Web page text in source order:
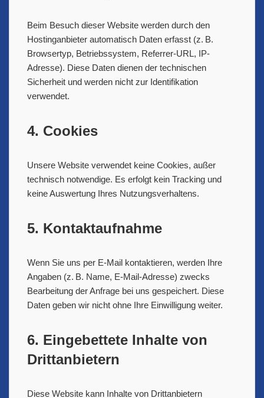
Beim Besuch dieser Website werden durch den
Hostinganbieter automatisch Daten erfasst (z. B.
Browsertyp, Betriebssystem, Referrer-URL, IP-
Adresse). Diese Daten dienen der technischen
Sicherheit und werden nicht zur Identifikation
verwendet.
4. Cookies
Unsere Website verwendet keine Cookies, außer
technisch notwendige. Es erfolgt kein Tracking und
keine Auswertung Ihres Nutzungsverhaltens.
5. Kontaktaufnahme
Wenn Sie uns per E-Mail kontaktieren, werden Ihre
Angaben (z. B. Name, E-Mail-Adresse) zwecks
Bearbeitung der Anfrage bei uns gespeichert. Diese
Daten geben wir nicht ohne Ihre Einwilligung weiter.
6. Eingebettete Inhalte von
Drittanbietern
Diese Website kann Inhalte von Drittanbietern